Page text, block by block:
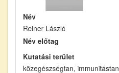
Név
Reiner László
Név előtag
Kutatási terület
közegészségtan, immunitástan